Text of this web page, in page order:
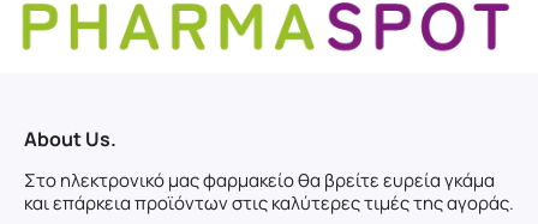
About Us.
Στο ηλεκτρονικό μας φαρμακείο θα βρείτε ευρεία γκάμα
και επάρκεια προϊόντων στις καλύτερες τιμές της αγοράς.